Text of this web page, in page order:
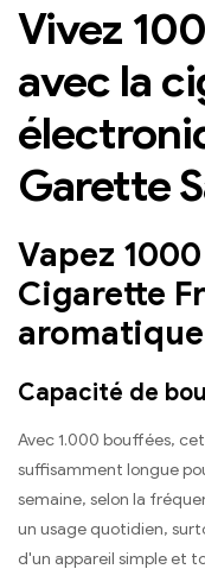
Vivez
avec la
Garette
Vapez
Cigarette
aromatique
Capacité de
Avec 1.000 bouffées,
suffisamment longue
semaine, selon la
un usage quotidien,
d'un appareil simple et